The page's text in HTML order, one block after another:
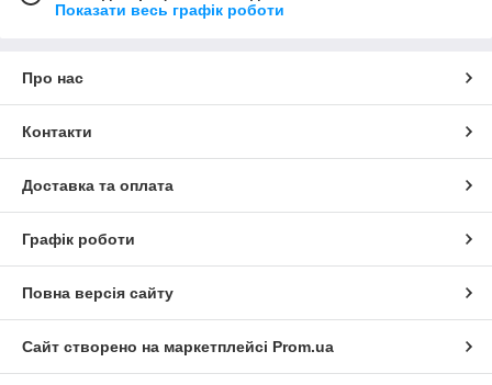
Показати весь графік роботи
Про нас
Контакти
Доставка та оплата
Графік роботи
Повна версія сайту
Сайт створено на маркетплейсі Prom.ua